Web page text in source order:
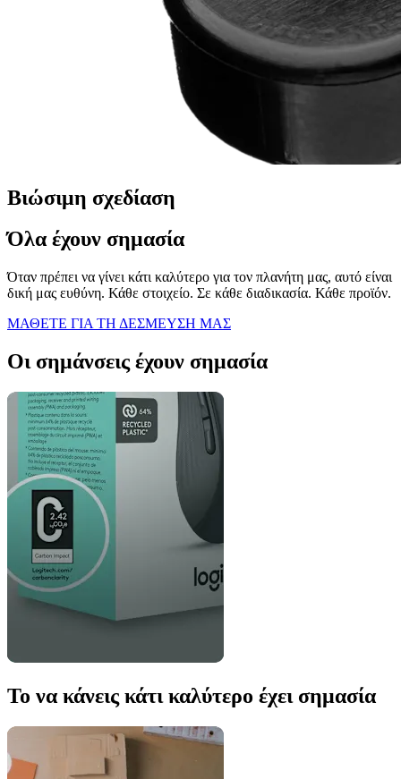
Βιώσιμη σχεδίαση
Όλα έχουν σημασία
Όταν πρέπει να γίνει κάτι καλύτερο για τον πλανήτη μας, αυτό είναι
δική μας ευθύνη. Κάθε στοιχείο. Σε κάθε διαδικασία. Κάθε προϊόν.
ΜΑΘΕΤΕ ΓΙΑ ΤΗ ΔΕΣΜΕΥΣΗ ΜΑΣ
Οι σημάνσεις έχουν σημασία
Το να κάνεις κάτι καλύτερο έχει σημασία